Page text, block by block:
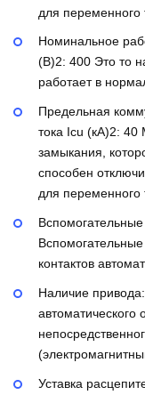
для переменного
Номинальное
(В)2: 400 Это то
работает в
Предельная
тока Icu (кА)2: 40
замыкания,
способен
для переменного
контактов
Наличие привода:
Уставка